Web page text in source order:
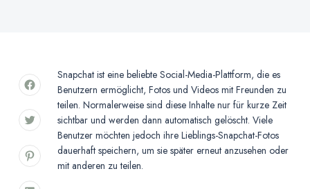
Snapchat ist eine beliebte Social-Media-Plattform, die es
Benutzern ermöglicht, Fotos und Videos mit Freunden zu
teilen. Normalerweise sind diese Inhalte nur für kurze Zeit
sichtbar und werden dann automatisch gelöscht. Viele
Benutzer möchten jedoch ihre Lieblings-Snapchat-Fotos
dauerhaft speichern, um sie später erneut anzusehen oder
mit anderen zu teilen.